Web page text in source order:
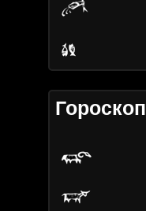
Гороскоп